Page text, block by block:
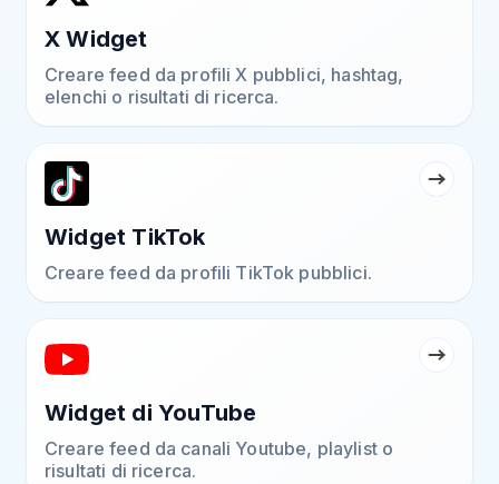
X Widget
Creare feed da profili X pubblici, hashtag,
elenchi o risultati di ricerca.
Widget TikTok
Creare feed da profili TikTok pubblici.
Widget di YouTube
Creare feed da canali Youtube, playlist o
risultati di ricerca.